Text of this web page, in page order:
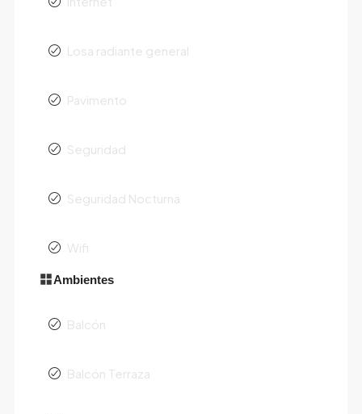
Losa radiante general
Pavimento
Seguridad
Seguridad Nocturna
Wifi
Ambientes
Balcón
Balcón Terraza